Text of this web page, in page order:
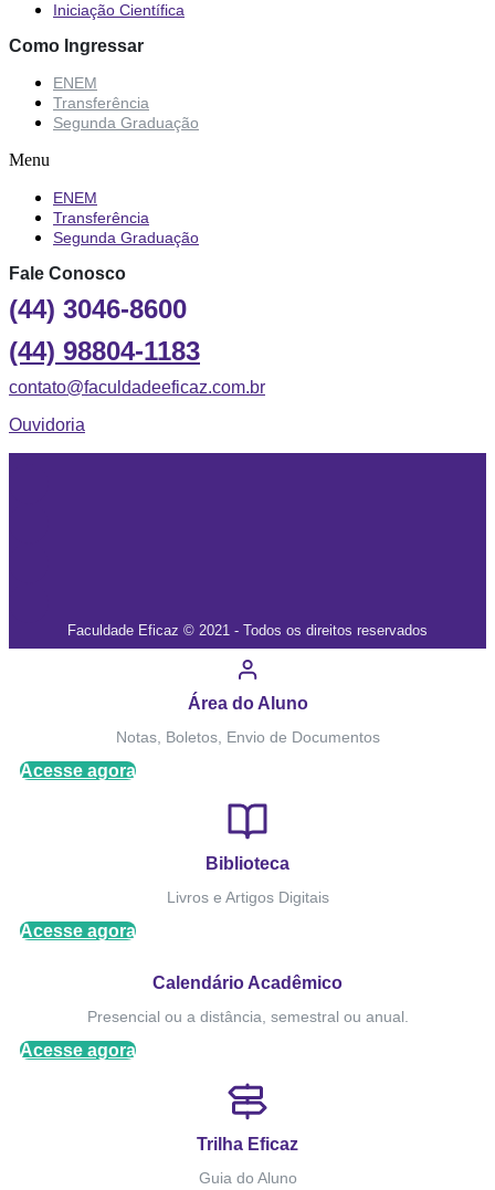
Iniciação Científica
Como Ingressar
ENEM
Transferência
Segunda Graduação
Menu
ENEM
Transferência
Segunda Graduação
Fale Conosco
(44) 3046-8600
(44) 98804-1183
contato@faculdadeeficaz.com.br
Ouvidoria
Faculdade Eficaz © 2021 - Todos os direitos reservados
Área do Aluno
Notas, Boletos, Envio de Documentos
Acesse agora
Biblioteca
Livros e Artigos Digitais
Acesse agora
Calendário Acadêmico
Presencial ou a distância, semestral ou anual.
Acesse agora
Trilha Eficaz
Guia do Aluno